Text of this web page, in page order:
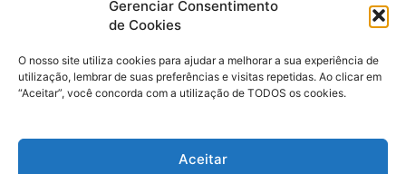
Gerenciar Consentimento
de Cookies
O nosso site utiliza cookies para ajudar a melhorar a sua experiência de
utilização, lembrar de suas preferências e visitas repetidas. Ao clicar em
“Aceitar”, você concorda com a utilização de TODOS os cookies.
Aceitar
(91) 98224 - 3111